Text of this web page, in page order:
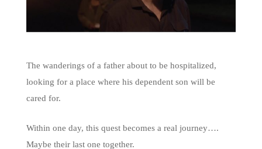
The wanderings of a father about to be hospitalized,
looking for a place where his dependent son will be
cared for.
Within one day, this quest becomes a real journey….
Maybe their last one together.